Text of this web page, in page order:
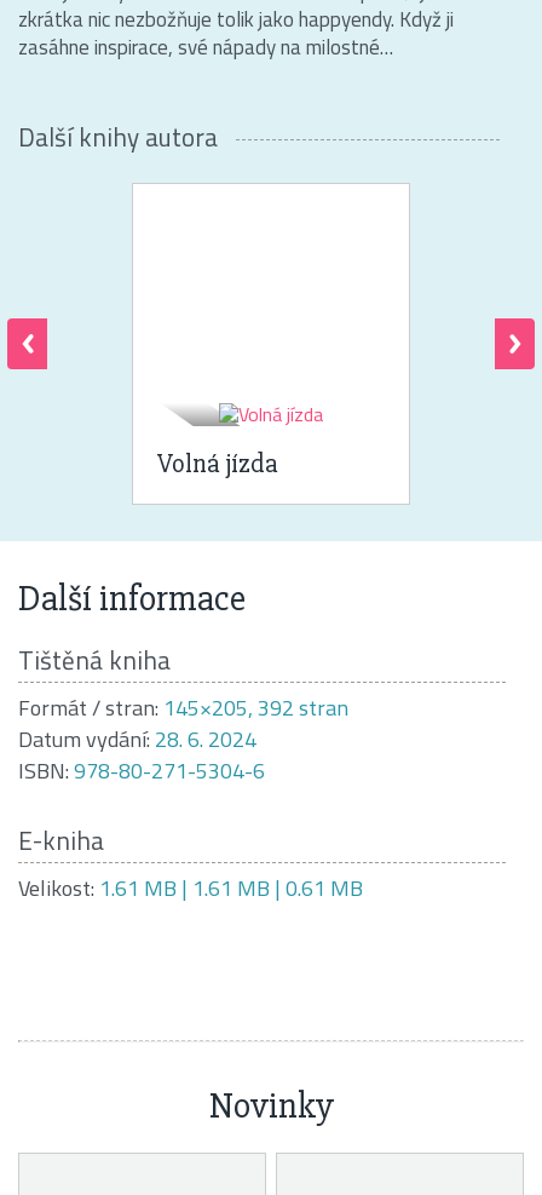
zkrátka nic nezbožňuje tolik jako happyendy. Když ji
zasáhne inspirace, své nápady na milostné…
Další knihy autora
Volná jízda
Další informace
Tištěná kniha
Formát / stran: 145×205, 392 stran
Datum vydání: 28. 6. 2024
ISBN:978-80-271-5304-6
E-kniha
Velikost: 1.61 MB | 1.61 MB | 0.61 MB
Novinky